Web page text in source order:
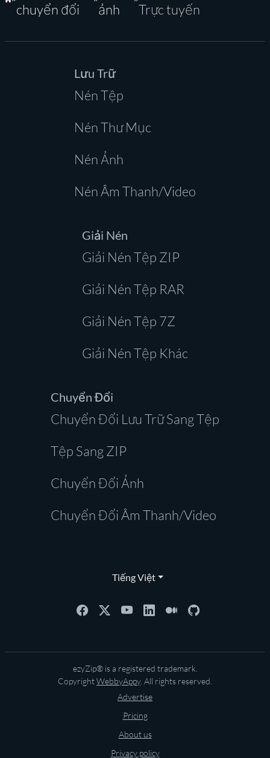
Trang Chủ
chuyển đổi
ảnh
Trực tuyến
Lưu Trữ
Nén Tệp
Nén Thư Mục
Nén Ảnh
Nén Âm Thanh/Video
Giải Nén
Giải Nén Tệp ZIP
Giải Nén Tệp RAR
Giải Nén Tệp 7Z
Giải Nén Tệp Khác
Chuyển Đổi
Chuyển Đổi Lưu Trữ Sang Tệp
Tệp Sang ZIP
Chuyển Đổi Ảnh
Chuyển Đổi Âm Thanh/Video
Tiếng Việt
ezyZip® is a registered trademark.
CopyrightWebbyAppy. All rights reserved.
Advertise
Pricing
About us
Privacy policy